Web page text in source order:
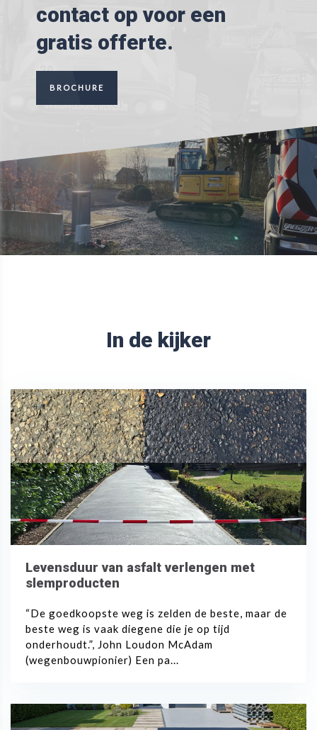
contact op voor een
gratis offerte.
BROCHURE
In de kijker
Levensduur van asfalt verlengen met
slemproducten
“De goedkoopste weg is zelden de beste, maar de
beste weg is vaak diegene die je op tijd
onderhoudt.”, John Loudon McAdam
(wegenbouwpionier) Een pa...